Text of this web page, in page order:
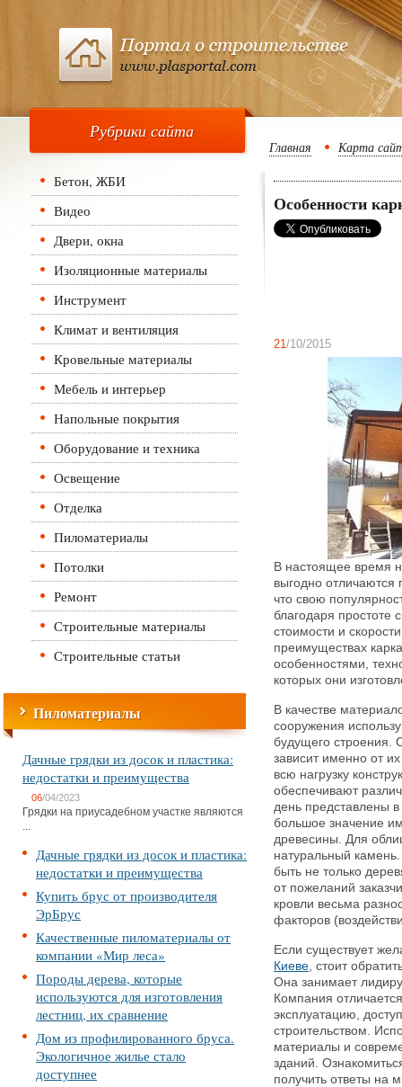
Рубрики сайта
Бетон, ЖБИ
Видео
Двери, окна
Изоляционные материалы
Инструмент
Климат и вентиляция
Кровельные материалы
Мебель и интерьер
Напольные покрытия
Оборудование и техника
Освещение
Отделка
Пиломатериалы
Потолки
Ремонт
Строительные материалы
Строительные статьи
Пиломатериалы
Дачные грядки из досок и пластика:
недостатки и преимущества
06/04/2023
Грядки на приусадебном участке являются
...
Дачные грядки из досок и пластика:
недостатки и преимущества
Купить брус от производителя
ЭрБрус
Качественные пиломатериалы от
компании «Мир леса»
Породы дерева, которые
используются для изготовления
лестниц, их сравнение
Дом из профилированного бруса.
Экологичное жилье стало
доступнее
Главная Карта
Особенности
21/10/2015
В настоящее время
выгодно отличаются
что свою
благодаря простоте
стоимости и
преимуществах
особенностями,
которых они
В качестве
сооружения
будущего строения.
зависит именно от
всю нагрузку
обеспечивают
день представлены
большое значение
древесины. Для
натуральный
быть не только
от пожеланий
кровли весьма
факторов
Если существует
Киеве, стоит
Она занимает
Компания
эксплуатацию,
строительством.
материалы и
зданий.
получить ответы на